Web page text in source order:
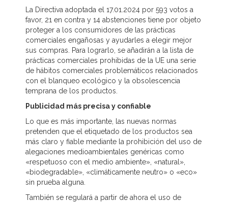
La Directiva adoptada el 17.01.2024 por 593 votos a
favor, 21 en contra y 14 abstenciones tiene por objeto
proteger a los consumidores de las prácticas
comerciales engañosas y ayudarles a elegir mejor
sus compras. Para lograrlo, se añadirán a la lista de
prácticas comerciales prohibidas de la UE una serie
de hábitos comerciales problemáticos relacionados
con el blanqueo ecológico y la obsolescencia
temprana de los productos.
Publicidad más precisa y confiable
Lo que es más importante, las nuevas normas
pretenden que el etiquetado de los productos sea
más claro y fiable mediante la prohibición del uso de
alegaciones medioambientales genéricas como
«respetuoso con el medio ambiente», «natural»,
«biodegradable», «climáticamente neutro» o «eco»
sin prueba alguna.
También se regulará a partir de ahora el uso de